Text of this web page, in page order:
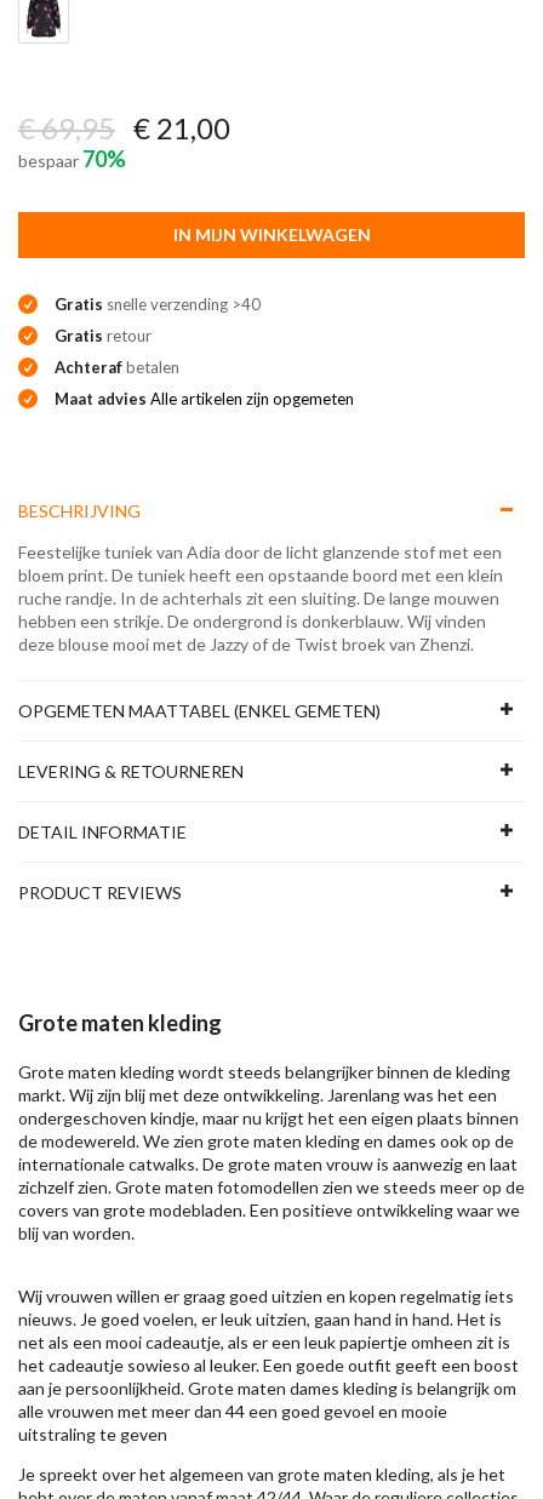
€ 69,95 € 21,00
bespaar 70%
IN MIJN WINKELWAGEN
Gratis snelle verzending >40
Gratis retour
Achterafbetalen
Maat advies Alle artikelen zijn opgemeten
BESCHRIJVING
Feestelijke tuniek van Adia door de licht glanzende stof met een
bloem print. De tuniek heeft een opstaande boord met een klein
ruche randje. In de achterhals zit een sluiting. De lange mouwen
hebben een strikje. De ondergrond is donkerblauw. Wij vinden
deze blouse mooi met de Jazzy of de Twist broek van Zhenzi.
OPGEMETEN MAATTABEL (ENKEL GEMETEN)
LEVERING & RETOURNEREN
DETAIL INFORMATIE
PRODUCT REVIEWS
Grote maten kleding
Grote maten kleding wordt steeds belangrijker binnen de kleding
markt. Wij zijn blij met deze ontwikkeling. Jarenlang was het een
ondergeschoven kindje, maar nu krijgt het een eigen plaats binnen
de modewereld. We zien grote maten kleding en dames ook op de
internationale catwalks. De grote maten vrouw is aanwezig en laat
zichzelf zien. Grote maten fotomodellen zien we steeds meer op de
covers van grote modebladen. Een positieve ontwikkeling waar we
blij van worden.
Wij vrouwen willen er graag goed uitzien en kopen regelmatig iets
nieuws. Je goed voelen, er leuk uitzien, gaan hand in hand. Het is
net als een mooi cadeautje, als er een leuk papiertje omheen zit is
het cadeautje sowieso al leuker. Een goede outfit geeft een boost
aan je persoonlijkheid. Grote maten dames kleding is belangrijk om
alle vrouwen met meer dan 44 een goed gevoel en mooie
uitstraling te geven
Je spreekt over het algemeen van grote maten kleding, als je het